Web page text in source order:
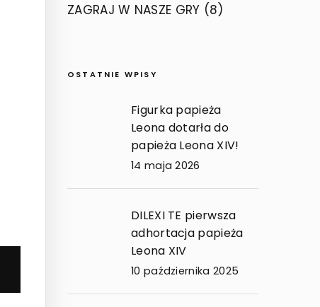
ZAGRAJ W NASZE GRY (8)
OSTATNIE WPISY
Figurka papieża
Leona dotarła do
papieża Leona XIV!
14 maja 2026
DILEXI TE pierwsza
adhortacja papieża
Leona XIV
10 października 2025